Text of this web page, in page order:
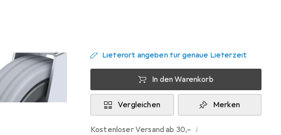
Lieferort angeben für genaue Lieferzeit
In den Warenkorb
Vergleichen Merken
Kostenloser Versand ab 30,– i